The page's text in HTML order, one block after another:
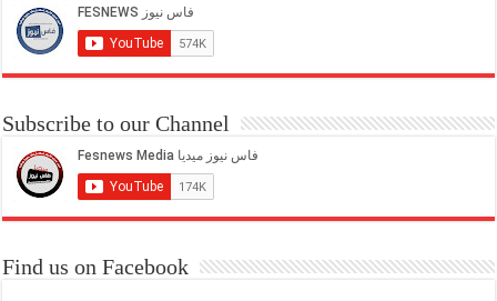
Subscribe to our Channel
Find us on Facebook